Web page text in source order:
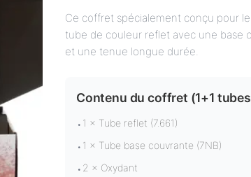
Ce coffret spécialement conçu pour
tube de couleur reflet avec une base
et une tenue longue durée.
Contenu du coffret (1+1
• 1 × Tube reflet (7.661)
• 1 × Tube base couvrante (7NB)
• 2 × Oxydant